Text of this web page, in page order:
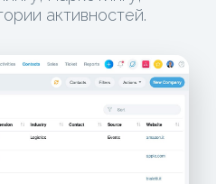
активностей.